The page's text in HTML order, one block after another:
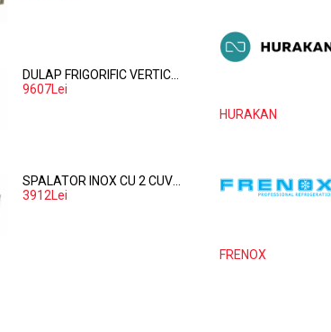
DULAP FRIGORIFIC VERTICAL PENTRU PATISERIE CU 1 USA – 737 LITRI
9607Lei
SPALATOR INOX CU 2 CUVE PE PARTEA DREAPTA, POLITA INFERIOARA SI SPATIU MASINA SPALAT 160*70*85
3912Lei
HURAKAN
FRENOX